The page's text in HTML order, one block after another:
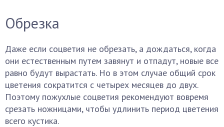
Обрезка
Даже если соцветия не обрезать, а дождаться, когда
они естественным путем завянут и отпадут, новые все
равно будут вырастать. Но в этом случае общий срок
цветения сократится с четырех месяцев до двух.
Поэтому пожухлые соцветия рекомендуют вовремя
срезать ножницами, чтобы удлинить период цветения
всего кустика.